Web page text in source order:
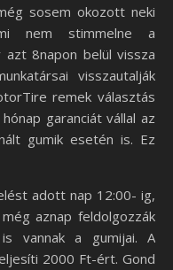
sosem okozott neki
nem stimmelne a
azt 8napon belül vissza
visszautalják
remek választás
garanciát vállal az
gumik esetén is. Ez
adott nap 12:00- ig,
aznap feldolgozzák
vannak a gumijai. A
2000 Ft-ért. Gond